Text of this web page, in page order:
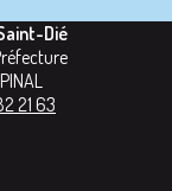
Dié
21 63